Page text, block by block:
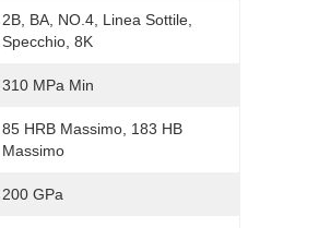
2B, BA, NO.4, Linea Sottile,
Specchio, 8K
310 MPa Min
85 HRB Massimo, 183 HB
Massimo
200 GPa